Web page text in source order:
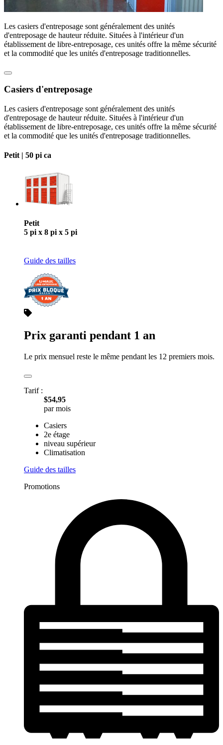
Les casiers d'entreposage sont généralement des unités
d'entreposage de hauteur réduite. Situées à l'intérieur d'un
établissement de libre-entreposage, ces unités offre la même sécurité
et la commodité que les unités d'entreposage traditionnelles.
Casiers d'entreposage
Les casiers d'entreposage sont généralement des unités
d'entreposage de hauteur réduite. Situées à l'intérieur d'un
établissement de libre-entreposage, ces unités offre la même sécurité
et la commodité que les unités d'entreposage traditionnelles.
Petit | 50 pi ca
Petit
5 pi x 8 pi x 5 pi
Guide des tailles
Prix garanti pendant 1 an
Le prix mensuel reste le même pendant les 12 premiers mois.
Tarif :
$54,95
par mois
Casiers
2e étage
niveau supérieur
Climatisation
Guide des tailles
Promotions